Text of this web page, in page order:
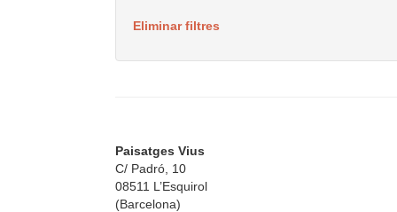
Eliminar filtres
Paisatges Vius
C/ Padró, 10
08511 L’Esquirol
(Barcelona)